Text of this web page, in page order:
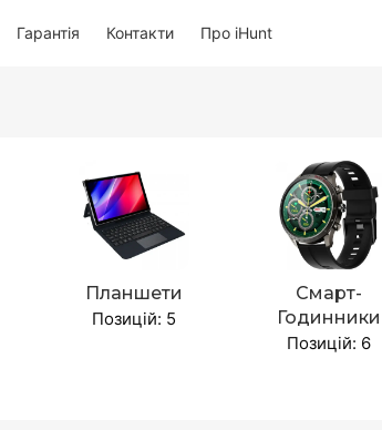
Гарантія Контакти Про iHunt
Планшети
Позицій: 5
Смарт-
Годинники
Позицій: 6